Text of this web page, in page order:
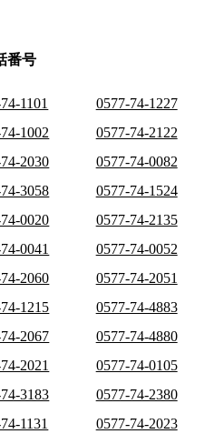
番号
1101
0577-74-1227
1002
0577-74-2122
2030
0577-74-0082
3058
0577-74-1524
0020
0577-74-2135
0041
0577-74-0052
2060
0577-74-2051
1215
0577-74-4883
2067
0577-74-4880
2021
0577-74-0105
3183
0577-74-2380
1131
0577-74-2023